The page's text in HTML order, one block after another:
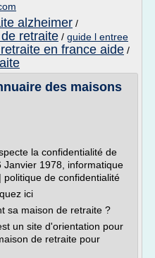
alzheimer /
retraite / guide l entree
en france aide /
des maisons
la confidentialité de
Janvier 1978, informatique
de confidentialité
ici
sa maison de retraite ?
un site d'orientation pour
de retraite pour